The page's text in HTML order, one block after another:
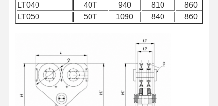
Chariot d'extrémité
Bloc de poulie de grue
Grue
Moteur à engrenages et frein
LT040
40T 940 810
860
LT050
50T 1090 840 860